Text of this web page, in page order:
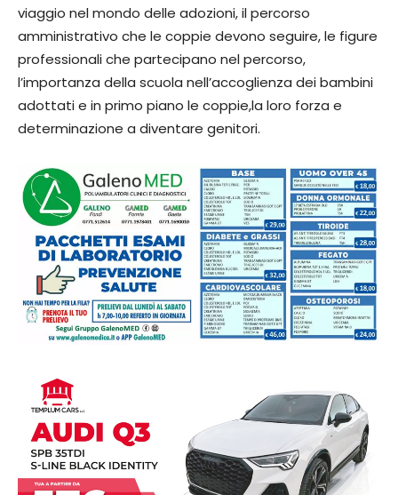
viaggio nel mondo delle adozioni, il percorso
amministrativo che le coppie devono seguire, le figure
professionali che partecipano nel percorso,
l’importanza della scuola nell’accoglienza dei bambini
adottati e in primo piano le coppie,la loro forza e
determinazione a diventare genitori.